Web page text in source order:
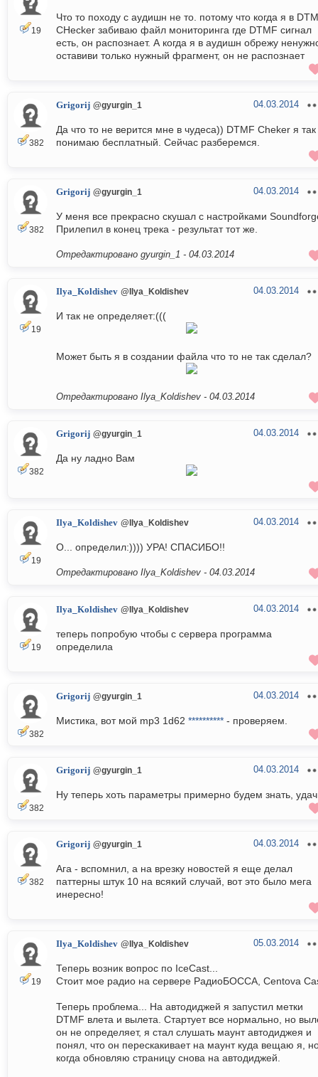
19
Что то походу с аудишн не то. потому что когда я в
CHecker забиваю файл мониторинга где DTMF сигнал
есть, он распознает. А когда я в аудишн обрежу
оставиви только нужный фрагмент, он не распознает
382
Grigorij @gyurgin_1 04.03.2014
Да что то не верится мне в чудеса)) DTMF Cheker я так
понимаю бесплатный. Сейчас разберемся.
382
Grigorij @gyurgin_1 04.03.2014
У меня все прекрасно скушал с настройками
Прилепил в конец трека - результат тот же.
Отредактировано gyurgin_1 - 04.03.2014
19
Ilya_Koldishev @Ilya_Koldishev 04.03.2014
И так не определяет:(((
Может быть я в создании файла что то не так сделал?
Отредактировано Ilya_Koldishev - 04.03.2014
382
Grigorij @gyurgin_1 04.03.2014
Да ну ладно Вам
19
Ilya_Koldishev @Ilya_Koldishev 04.03.2014
О... определил:)))) УРА! СПАСИБО!!
Отредактировано Ilya_Koldishev - 04.03.2014
19
Ilya_Koldishev @Ilya_Koldishev 04.03.2014
теперь попробую чтобы с сервера программа
определила
382
Grigorij @gyurgin_1 04.03.2014
Мистика, вот мой mp3 1d62 ********** - проверяем.
382
Grigorij @gyurgin_1 04.03.2014
Ну теперь хоть параметры примерно будем знать,
382
Grigorij @gyurgin_1 04.03.2014
Ага - вспомнил, а на врезку новостей я еще делал
паттерны штук 10 на всякий случай, вот это было мега
инересно!
19
Ilya_Koldishev @Ilya_Koldishev 05.03.2014
Теперь возник вопрос по IceCast...
Стоит мое радио на сервере РадиоБОССА, Centova
Теперь проблема... На автодиджей я запустил метки
DTMF влета и вылета. Стартует все нормально, но
он не определяет, я стал слушать маунт автодиджея и
понял, что он перескакивает на маунт куда вещаю я,
когда обновляю страницу снова на автодиджей.